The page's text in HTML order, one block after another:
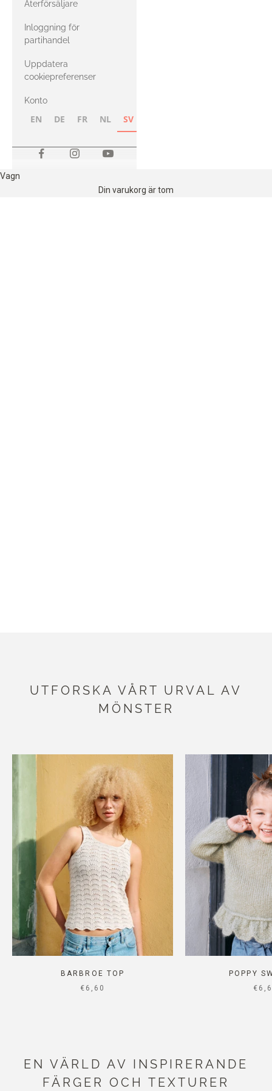
med Heavy
Merino
Återförsäljare
Inloggning för
partihandel
Uppdatera
cookiepreferenser
Konto
EN DE FR NL SV
Vagn
Din varukorg är tom
UTFORSKA VÅRT URVAL AV
MÖNSTER
BARBROE TOP
SALE PRICE
€6,60
POPPY
EN VÄRLD AV INSPIRERANDE
FÄRGER OCH TEXTURER